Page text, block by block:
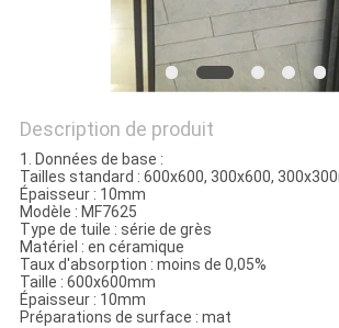
CONFIDENTIALITÉ
Description de produit
1. Données de base :
Tailles standard : 600x600, 300x600,
Épaisseur : 10mm
Modèle : MF7625
Type de tuile : série de grès
Matériel : en céramique
Taux d'absorption : moins de 0,05%
Taille : 600x600mm
Épaisseur : 10mm
Préparations de surface : mat